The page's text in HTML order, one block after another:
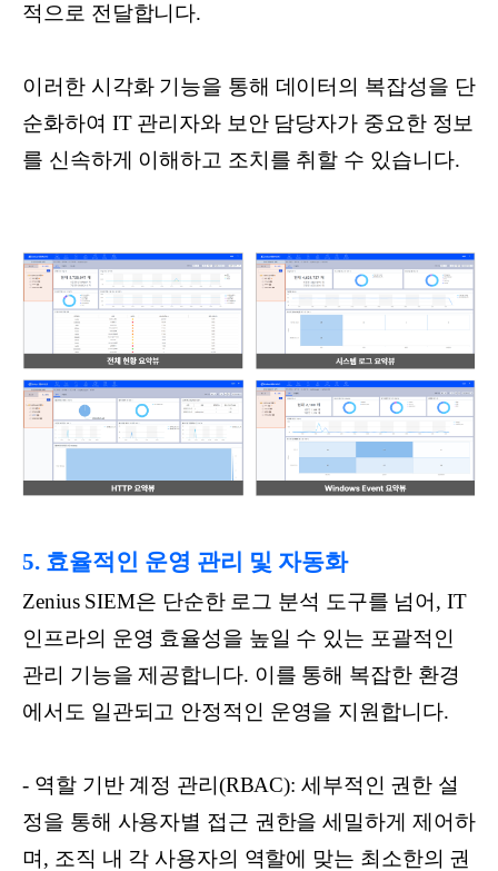
적으로 전달합니다.
이러한 시각화 기능을 통해 데이터의 복잡성을 단
순화하여 IT 관리자와 보안 담당자가 중요한 정보
를 신속하게 이해하고 조치를 취할 수 있습니다.
5. 효율적인 운영 관리 및 자동화
Zenius SIEM은 단순한 로그 분석 도구를 넘어, IT
인프라의 운영 효율성을 높일 수 있는 포괄적인
관리 기능을 제공합니다. 이를 통해 복잡한 환경
에서도 일관되고 안정적인 운영을 지원합니다.
- 역할 기반 계정 관리(RBAC): 세부적인 권한 설
정을 통해 사용자별 접근 권한을 세밀하게 제어하
며, 조직 내 각 사용자의 역할에 맞는 최소한의 권